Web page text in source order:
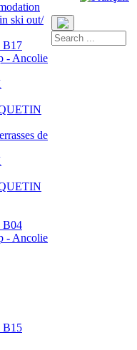
ski out/
B17
- Ancolie
de
B04
- Ancolie
B15